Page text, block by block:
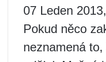
07 Leden
Pokud něco
neznamená